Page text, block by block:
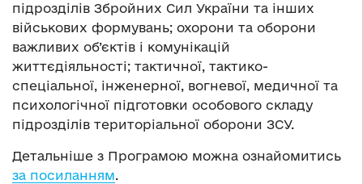
підрозділів Збройних Сил України та інших
військових формувань; охорони та оборони
важливих об’єктів і комунікацій
життєдіяльності; тактичної, тактико-
спеціальної, інженерної, вогневої, медичної та
психологічної підготовки особового складу
підрозділів територіальної оборони ЗСУ.
Детальніше з Програмою можна ознайомитись
за посиланням.